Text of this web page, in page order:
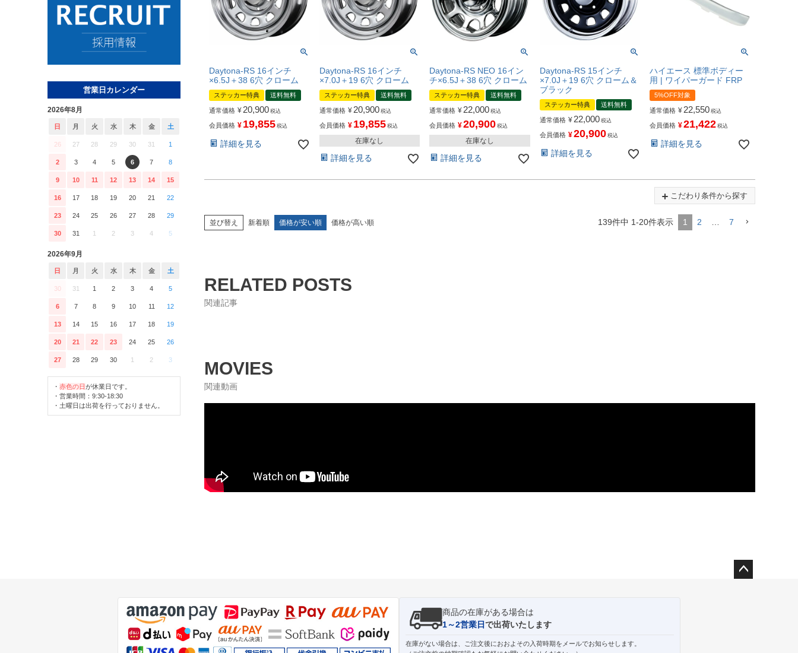
営業日カレンダー
2026年8月
日 月 火 水 木 金 土
26 27 28 29 30 31 1
2 3 4 5 6 7 8
9 10 11 12 13 14 15
16 17 18 19 20 21 22
23 24 25 26 27 28 29
30 31 1 2 3 4 5
2026年9月
日 月 火 水 木 金 土
30 31 1 2 3 4 5
6 7 8 9 10 11 12
13 14 15 16 17 18 19
20 21 22 23 24 25 26
27 28 29 30 1 2 3
・ 赤色の日が休業日です。
・営業時間：9:30-18:30
・土曜日は出荷を行っておりません。
Daytona-RS 16インチ
×6.5J＋38 6穴 クローム
ステッカー特典 送料無料
通常価格 ¥ 20,900 税込
会員価格 ¥ 19,855 税込
詳細を見る
Daytona-RS 16インチ
×7.0J＋19 6穴 クローム
ステッカー特典 送料無料
通常価格 ¥ 20,900 税込
会員価格 ¥ 19,855 税込
在庫なし
詳細を見る
Daytona-RS NEO 16イン
チ×6.5J＋38 6穴 クローム
ステッカー特典 送料無料
通常価格 ¥ 22,000 税込
会員価格 ¥20,900 税込
在庫なし
詳細を見る
Daytona-RS 15インチ
×7.0J＋19 6穴 クローム＆
ブラック
ステッカー特典 送料無料
通常価格 ¥ 22,000 税込
会員価格 ¥20,900 税込
詳細を見る
ハイエース 標準ボディー
用 | ワイパーガード FRP
5%OFF対象
通常価格 ¥ 22,550 税込
会員価格 ¥21,422 税込
詳細を見る
こだわり条件から探す
並び替え 新着順 価格が安い順 価格が高い順 139件中 1-20件表示 1 2 … 7
RELATED POSTS
関連記事
MOVIES
関連動画
商品の在庫がある場合は
1～2営業日で出荷いたします
在庫がない場合は、ご注文後におおよその入荷時期をメールでお知らせします。